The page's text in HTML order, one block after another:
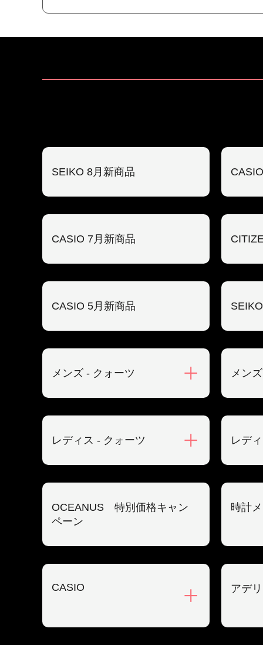
SEIKO 8月新商品
CASIO 7月新商品
CASIO 5月新商品
メンズ - クォーツ メン
レディス - クォーツ レデ
OCEANUS 特別価格キャン
ペーン
時計
CASIO アデ